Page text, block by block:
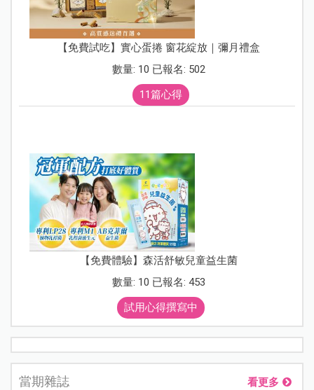
【免費試吃】實心蛋捲 窗花綻放｜彌月禮盒
數量: 10 已報名: 502
11篇心得
【免費體驗】森活舒敏兒童益生菌
數量: 10 已報名: 453
試用心得撰寫中
當期雜誌 看更多